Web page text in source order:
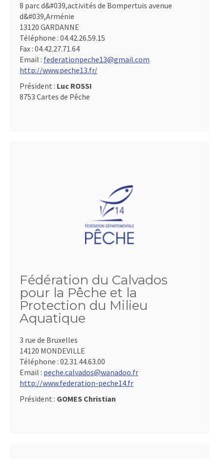
8 parc d&#039,activités de Bompertuis avenue
d&#039,Arménie
13120 GARDANNE
Téléphone : 04.42.26.59.15
Fax : 04.42.27.71.64
Email : federationpeche13@gmail.com
http://www.peche13.fr/
Président : Luc ROSSI
8753 Cartes de Pêche
Fédération du Calvados
pour la Pêche et la
Protection du Milieu
Aquatique
3 rue de Bruxelles
14120 MONDEVILLE
Téléphone : 02.31.44.63.00
Email : peche.calvados@wanadoo.fr
http://www.federation-peche14.fr
Président : GOMES Christian